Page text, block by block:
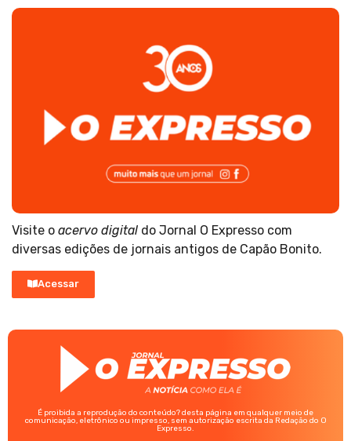
Visite o acervo digital do Jornal O Expresso com
diversas edições de jornais antigos de Capão Bonito.
Acessar
É proibida a reprodução do conteúdo? desta página em qualquer meio de
comunicação, eletrônico ou impresso, sem autorização escrita da Redação do O
Expresso.